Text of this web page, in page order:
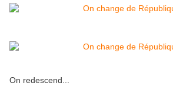
On redescend...